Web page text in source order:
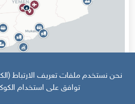
نحن نستخدم ملفات تعريف الارتباط
توافق على استخدام